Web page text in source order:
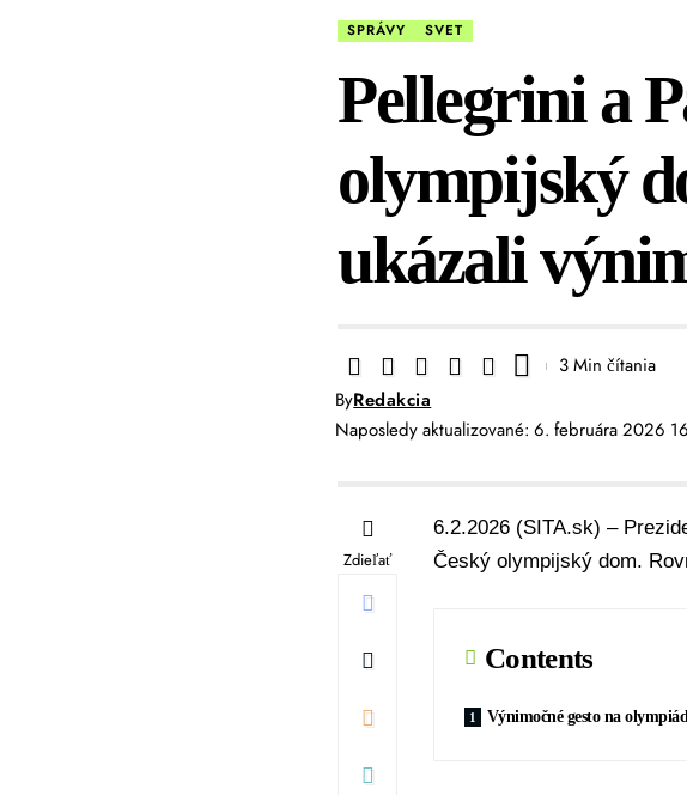
SPRÁVY SVET
Pellegrini a
olympijský
ukázali
Naposledy aktualizované: 6. februára 2026
ByRedakcia
3 Min čítania
Zdieľať
6.2.2026 (SITA.sk) –
Český olympijský dom.
Contents
Výnimočné gesto na